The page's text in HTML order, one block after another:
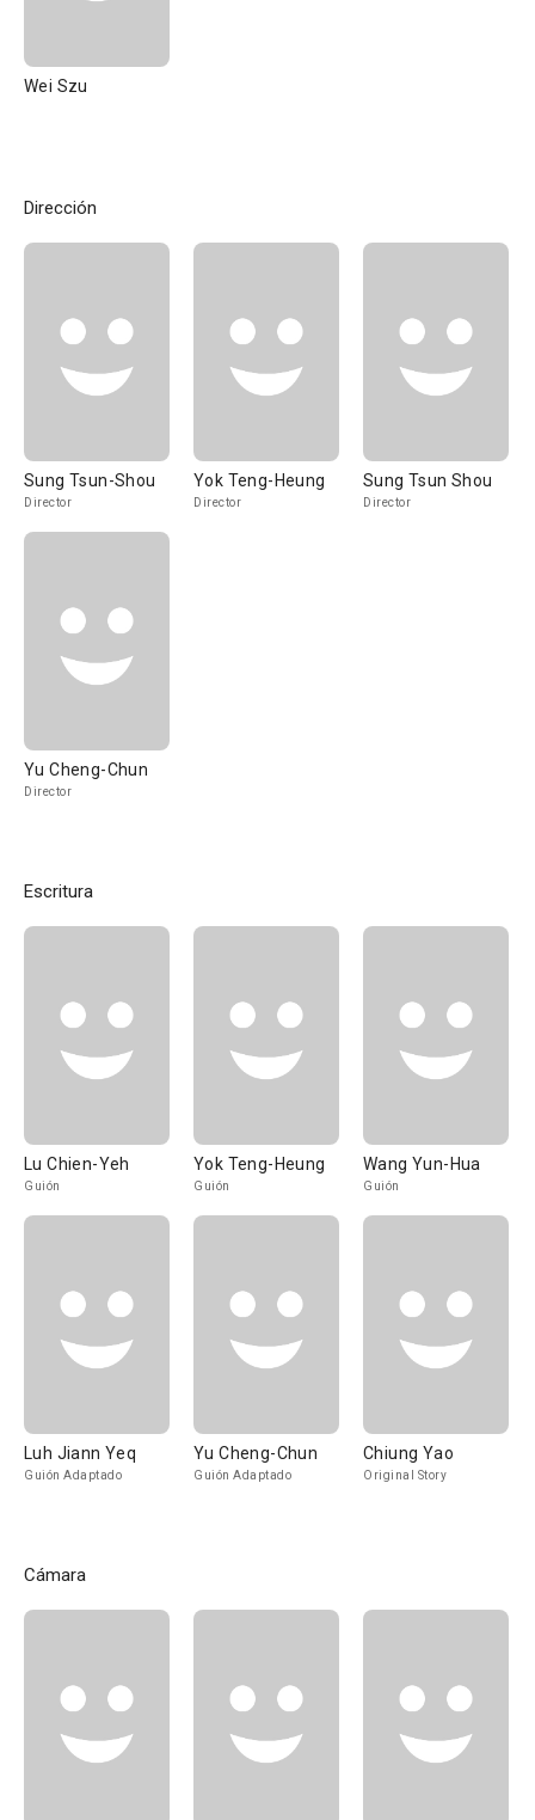
Wei Szu
Dirección
Sung Tsun-Shou
Director
Yok Teng-Heung
Director
Sung Tsun Shou
Director
Yu Cheng-Chun
Director
Escritura
Lu Chien-Yeh
Guión
Yok Teng-Heung
Guión
Wang Yun-Hua
Guión
Luh Jiann Yeq
Guión Adaptado
Yu Cheng-Chun
Guión Adaptado
Chiung Yao
Original Story
Cámara